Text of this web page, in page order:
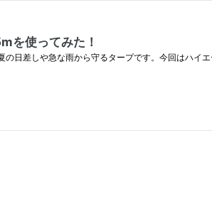
を使ってみた！
日差しや急な雨から守るタープです。今回はハ